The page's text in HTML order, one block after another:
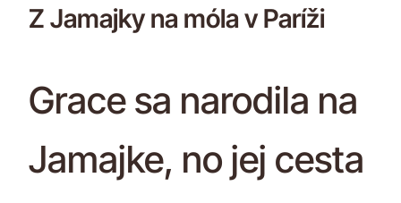
Z Jamajky na móla v Paríži
Grace sa narodila na
Jamajke, no jej cesta